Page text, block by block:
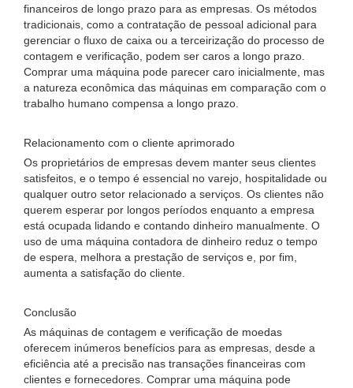
financeiros de longo prazo para as empresas. Os métodos
tradicionais, como a contratação de pessoal adicional para
gerenciar o fluxo de caixa ou a terceirização do processo de
contagem e verificação, podem ser caros a longo prazo.
Comprar uma máquina pode parecer caro inicialmente, mas
a natureza econômica das máquinas em comparação com o
trabalho humano compensa a longo prazo.
Relacionamento com o cliente aprimorado
Os proprietários de empresas devem manter seus clientes
satisfeitos, e o tempo é essencial no varejo, hospitalidade ou
qualquer outro setor relacionado a serviços. Os clientes não
querem esperar por longos períodos enquanto a empresa
está ocupada lidando e contando dinheiro manualmente. O
uso de uma máquina contadora de dinheiro reduz o tempo
de espera, melhora a prestação de serviços e, por fim,
aumenta a satisfação do cliente.
Conclusão
As máquinas de contagem e verificação de moedas
oferecem inúmeros benefícios para as empresas, desde a
eficiência até a precisão nas transações financeiras com
clientes e fornecedores. Comprar uma máquina pode